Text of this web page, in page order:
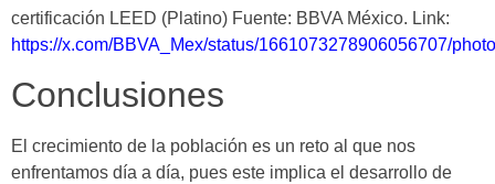
certificación LEED (Platino) Fuente: BBVA México. Link:
https://x.com/BBVA_Mex/status/1661073278906056707/
Conclusiones
El crecimiento de la población es un reto al que nos
enfrentamos día a día, pues este implica el desarrollo de